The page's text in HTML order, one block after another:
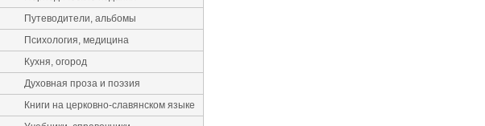
Путеводители, альбомы
Психология, медицина
Кухня, огород
Духовная проза и поэзия
Книги на церковно-славянском языке